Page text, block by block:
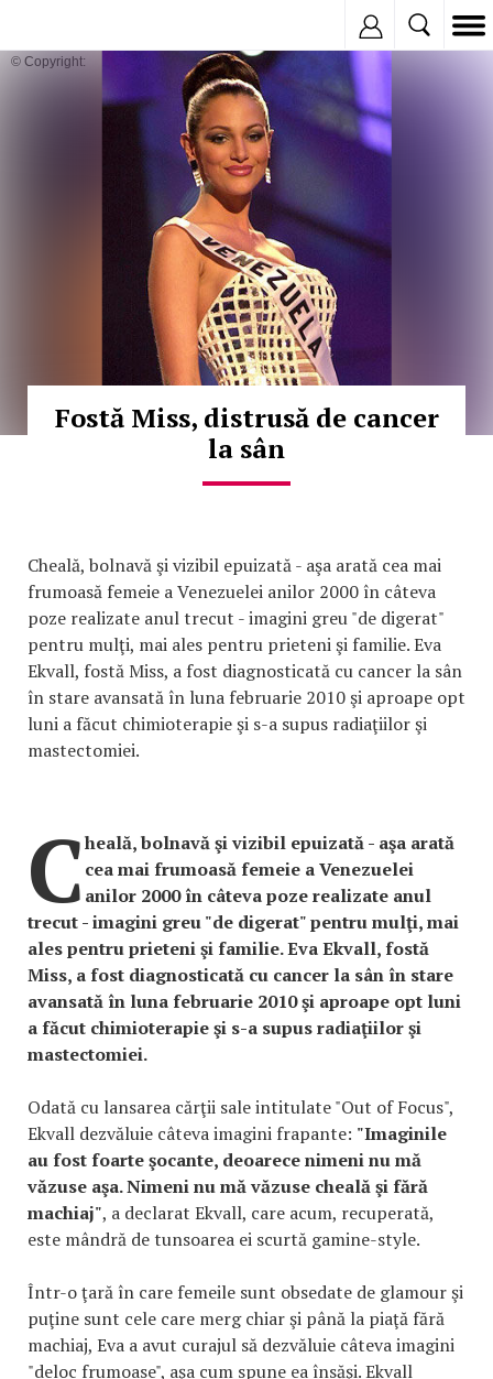
© Copyright:
Fostă Miss, distrusă de cancer
la sân
Cheală, bolnavă şi vizibil epuizată - aşa arată cea mai
frumoasă femeie a Venezuelei anilor 2000 în câteva
poze realizate anul trecut - imagini greu "de digerat"
pentru mulţi, mai ales pentru prieteni şi familie. Eva
Ekvall, fostă Miss, a fost diagnosticată cu cancer la sân
în stare avansată în luna februarie 2010 şi aproape opt
luni a făcut chimioterapie şi s-a supus radiaţiilor şi
mastectomiei.
Cheală, bolnavă şi vizibil epuizată - aşa arată
cea mai frumoasă femeie a Venezuelei
anilor 2000 în câteva poze realizate anul
trecut - imagini greu "de digerat" pentru mulţi, mai
ales pentru prieteni şi familie.Eva Ekvall, fostă
Miss, a fost diagnosticată cu cancer la sân în stare
avansată în luna februarie 2010 şi aproape opt luni
a făcut chimioterapie şi s-a supus radiaţiilor şi
mastectomiei.
Odată cu lansarea cărţii sale intitulate "Out of Focus",
Ekvall dezvăluie câteva imagini frapante: "Imaginile
au fost foarte şocante, deoarece nimeni nu mă
văzuse aşa. Nimeni nu mă văzuse cheală şi fără
machiaj", a declarat Ekvall, care acum, recuperată,
este mândră de tunsoarea ei scurtă gamine-style.
Într-o ţară în care femeile sunt obsedate de glamour şi
puţine sunt cele care merg chiar şi până la piaţă fără
machiaj, Eva a avut curajul să dezvăluie câteva imagini
"deloc frumoase", aşa cum spune ea însăşi. Ekvall